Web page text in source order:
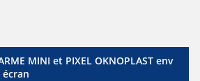
MINI et PIXEL OKNOPLAST env